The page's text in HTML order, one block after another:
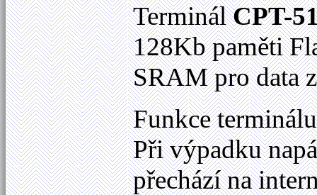
TerminálCPT-
128Kb paměti
SRAM pro data
Funkce
Při výpadku
přechází na